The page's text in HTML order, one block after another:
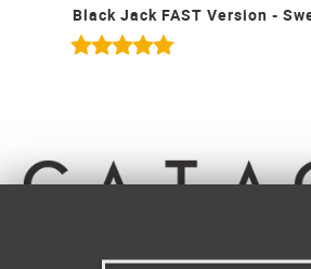
Black Jack FAST Version -